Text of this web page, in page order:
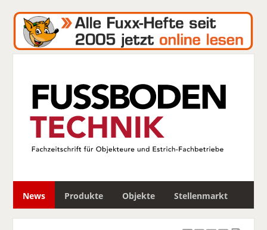
News Produkte Objekte Stellenmarkt
c